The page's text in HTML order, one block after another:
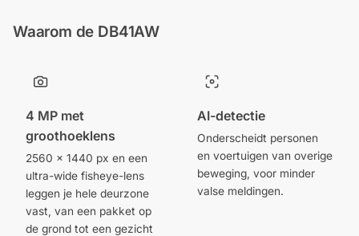
Waarom de DB41AW
4 MP met
groothoeklens
2560 x 1440 px en een
ultra-wide fisheye-lens
leggen je hele deurzone
vast, van een pakket op
de grond tot een gezicht
AI-detectie
Onderscheidt personen
en voertuigen van overige
beweging, voor minder
valse meldingen.